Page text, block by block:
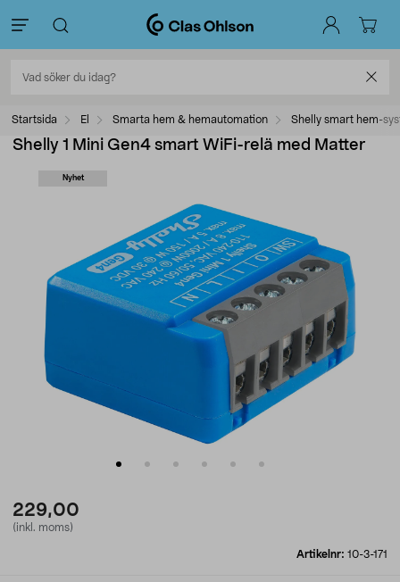
Startsida El Smarta hem & hemautomation Shelly smart hem-
Shelly 1 Mini Gen4 smart WiFi-relä med Matter
Nyhet
229,00
(inkl. moms)
Artikelnr: 10-3-171